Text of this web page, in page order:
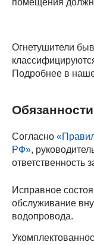
помещения
Огнетушители
Подробнее в
Согласно
РФ»,
ответственность
Исправное
обслуживание
водопровода.